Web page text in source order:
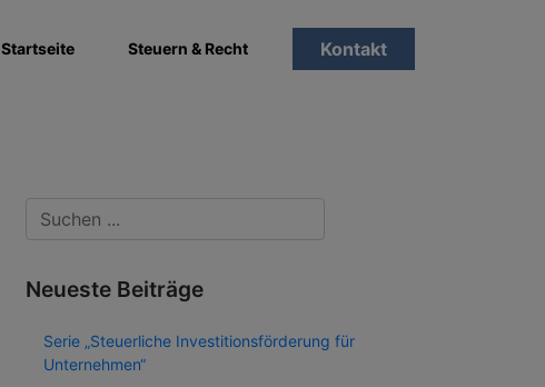
Startseite Steuern & Recht Kontakt
Neueste Beiträge
Serie „Steuerliche Investitionsförderung für
Unternehmen“